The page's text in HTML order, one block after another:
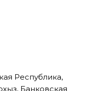
Республика,
Банковская